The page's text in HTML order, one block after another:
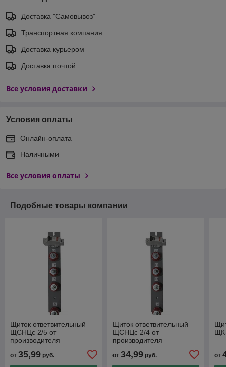
Доставка "Самовывоз"
Транспортная компания
Доставка курьером
Доставка почтой
Все условия доставки
Условия оплаты
Онлайн-оплата
Наличными
Все условия оплаты
Подобные товары компании
Щиток ответвительный
ЩСНЦс 2/5 от
производителя
от 35,99 руб.
Щиток ответвительный
ЩСНЦс 2/4 от
производителя
от 34,99руб. от